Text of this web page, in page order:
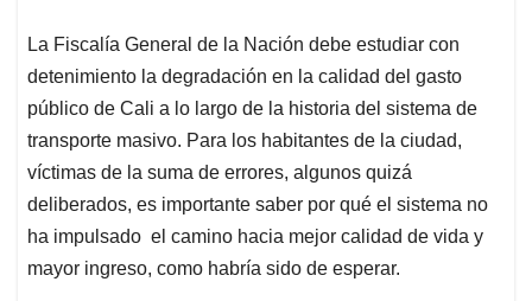
La Fiscalía General de la Nación debe estudiar con
detenimiento la degradación en la calidad del gasto
público de Cali a lo largo de la historia del sistema de
transporte masivo. Para los habitantes de la ciudad,
víctimas de la suma de errores, algunos quizá
deliberados, es importante saber por qué el sistema no
ha impulsado el camino hacia mejor calidad de vida y
mayor ingreso, como habría sido de esperar.